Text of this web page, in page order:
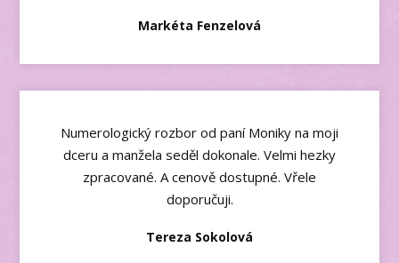
Markéta Fenzelová
Numerologický rozbor od paní Moniky na moji
dceru a manžela seděl dokonale. Velmi hezky
zpracované. A cenově dostupné. Vřele
doporučuji.
Tereza Sokolová